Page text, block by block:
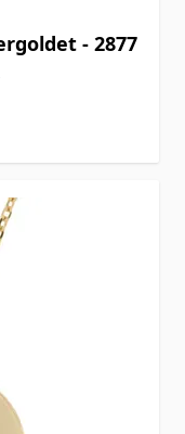
- 2877